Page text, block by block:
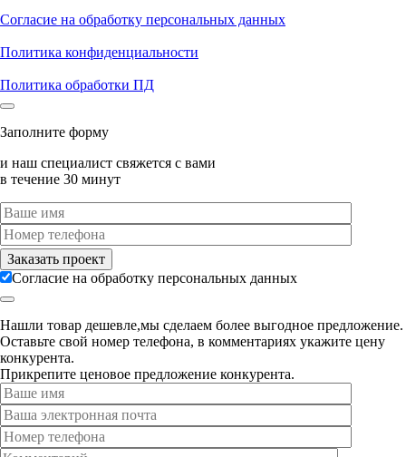
Согласие на обработку персональных данных
Политика конфиденциальности
Политика обработки ПД
Заполните форму
и наш специалист свяжется с вами
в течение 30 минут
Согласие на обработку персональных данных
Нашли товар дешевле,мы сделаем более выгодное предложение.
Оставьте свой номер телефона, в комментариях укажите цену
конкурента.
Прикрепите ценовое предложение конкурента.